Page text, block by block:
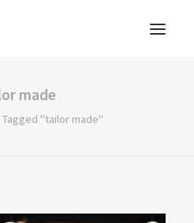
made
"tailor made"